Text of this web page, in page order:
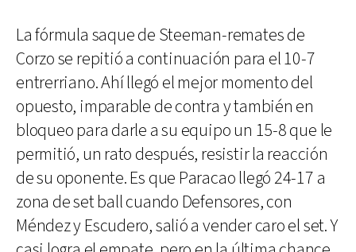
La fórmula saque de Steeman-remates de
Corzo se repitió a continuación para el 10-7
entrerriano. Ahí llegó el mejor momento del
opuesto, imparable de contra y también en
bloqueo para darle a su equipo un 15-8 que le
permitió, un rato después, resistir la reacción
de su oponente. Es que Paracao llegó 24-17 a
zona de set ball cuando Defensores, con
Méndez y Escudero, salió a vender caro el set. Y